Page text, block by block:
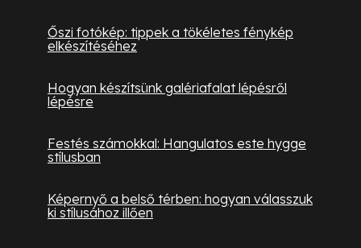
Őszi fotókép: tippek a tökéletes fénykép
elkészítéséhez
Hogyan készítsünk galériafalat lépésről
lépésre
Festés számokkal: Hangulatos este hygge
stílusban
Képernyő a belső térben: hogyan válasszuk
ki stílusához illően